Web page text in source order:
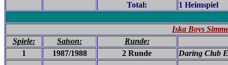
Total: 1 Heimspiel
Iska Boys
Spiele:
Saison:
Runde:
1
1987/1988 2 Runde Daring Club